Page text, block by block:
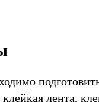
лента,